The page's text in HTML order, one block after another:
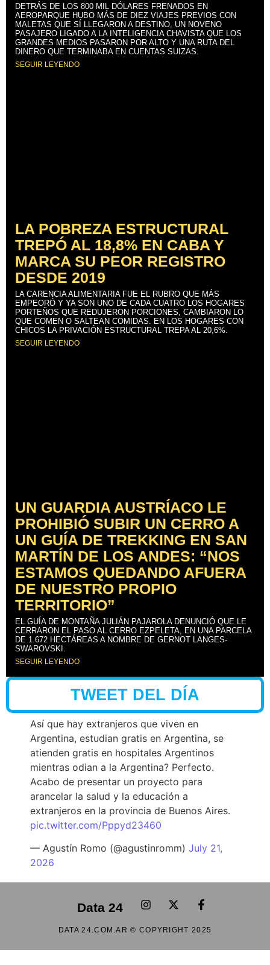
DETRÁS DE LOS 800 MIL DÓLARES FRENADOS EN
AEROPARQUE HUBO MÁS DE DIEZ VIAJES PREVIOS CON
MALETAS QUE SÍ LLEGARON A DESTINO, UN NOVENO
PASAJERO LIGADO A LA INTELIGENCIA CHAVISTA QUE LOS
GRANDES MEDIOS PASARON POR ALTO Y UNA RUTA DEL
DINERO QUE TERMINABA EN CUENTAS SUIZAS.
SEGUIR LEYENDO
LA POBREZA ESTRUCTURAL
TREPÓ AL 18,8% EN CABA Y
MARCA SU PEOR REGISTRO
DESDE 2019
LA CARENCIA ALIMENTARIA FUE EL RUBRO QUE MÁS
EMPEORÓ Y YA SON UNO DE CADA CUATRO LOS HOGARES
PORTEÑOS QUE REDUJERON PORCIONES, CAMBIARON LO
QUE COMEN O SALTEAN COMIDAS. EN LOS HOGARES CON
CHICOS LA PRIVACIÓN ESTRUCTURAL TREPA AL 20,6%.
SEGUIR LEYENDO
UN GUARDIA AUSTRÍACO LE
PROHIBIÓ SUBIR UN CERRO A
UN GUÍA DE TREKKING EN SAN
MARTÍN DE LOS ANDES: “NOS
ESTAMOS QUEDANDO AFUERA
DE NUESTRO PROPIO
TERRITORIO”
EL GUÍA DE MONTAÑA JULIÁN PAJAROLA DENUNCIÓ QUE LE
CERRARON EL PASO AL CERRO EZPELETA, EN UNA PARCELA
DE 1.672 HECTÁREAS A NOMBRE DE GERNOT LANGES-
SWAROVSKI.
SEGUIR LEYENDO
TWEET DEL DÍA
Así que hay extranjeros que viven en
Argentina, estudian gratis en Argentina, se
atienden gratis en hospitales Argentinos
mientras odian a la Argentina? Perfecto.
Acabo de presentar un proyecto para
arancelar la salud y la educación a
extranjeros en la provincia de Buenos Aires.
pic.twitter.com/Pppyd23460
— Agustín Romo (@agustinromm) July 21,
2026
Data 24
DATA 24.COM.AR © COPYRIGHT 2025